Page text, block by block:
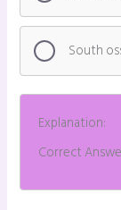
South
Explanation:
Correct